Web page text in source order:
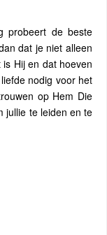
probeert de beste
dat je niet alleen
Hij en dat hoeven
nodig voor het
op Hem Die
jullie te leiden en te